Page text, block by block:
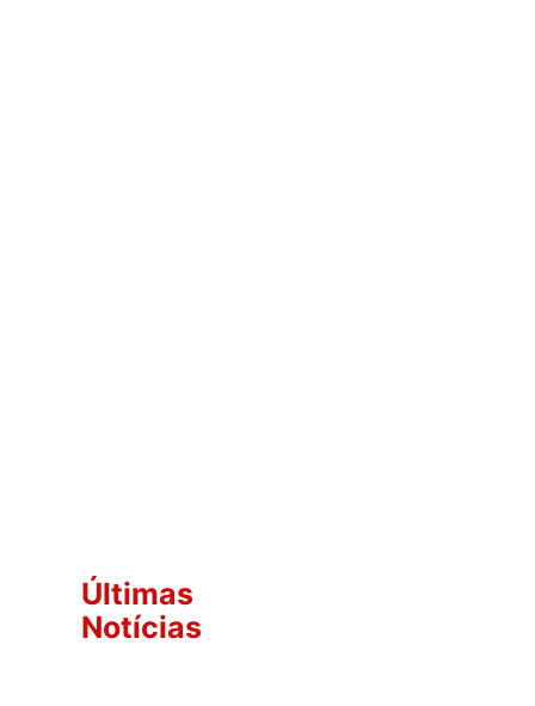
Últimas
Notícias